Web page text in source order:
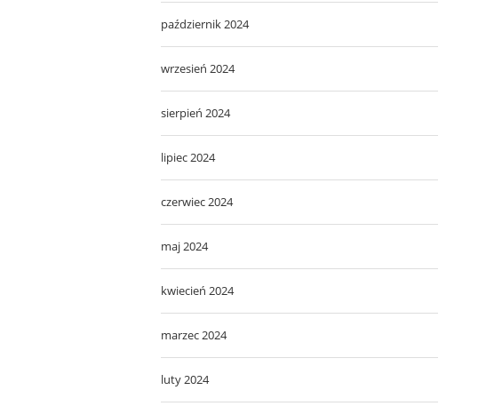
październik 2024
wrzesień 2024
sierpień 2024
lipiec 2024
czerwiec 2024
maj 2024
kwiecień 2024
marzec 2024
luty 2024